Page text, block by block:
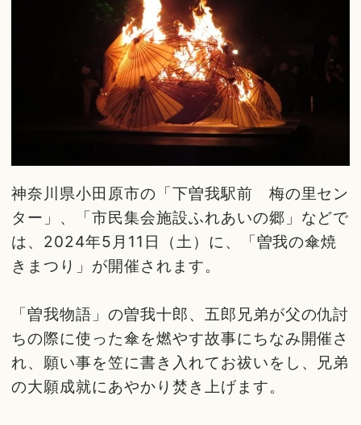
神奈川県小田原市の「下曽我駅前 梅の里セン
ター」、「市民集会施設ふれあいの郷」などで
は、2024年5月11日（土）に、「曽我の傘焼
きまつり」が開催されます。
「曽我物語」の曽我十郎、五郎兄弟が父の仇討
ちの際に使った傘を燃やす故事にちなみ開催さ
れ、願い事を笠に書き入れてお祓いをし、兄弟
の大願成就にあやかり焚き上げます。